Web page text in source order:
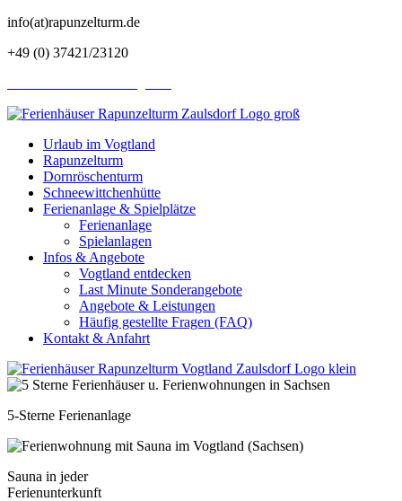
info(at)rapunzelturm.de
+49 (0) 37421/23120
Urlaub im Vogtland
Rapunzelturm
Dornröschenturm
Schneewittchenhütte
Ferienanlage & Spielplätze
Ferienanlage
Spielanlagen
Infos & Angebote
Vogtland entdecken
Last Minute Sonderangebote
Angebote & Leistungen
Häufig gestellte Fragen (FAQ)
Kontakt & Anfahrt
5-Sterne Ferienanlage
Sauna ­in ­jeder­
­Ferien­unterkunft